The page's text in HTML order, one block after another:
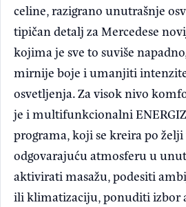
celine, razigrano unutrašnje
tipičan detalj za Mercedese
kojima je sve to suviše
mirnije boje i umanjiti
osvetljenja. Za visok nivo
je i multifunkcionalni
programa, koji se kreira po želji
odgovarajuću atmosferu u
aktivirati masažu, podesiti
ili klimatizaciju, ponuditi izbor